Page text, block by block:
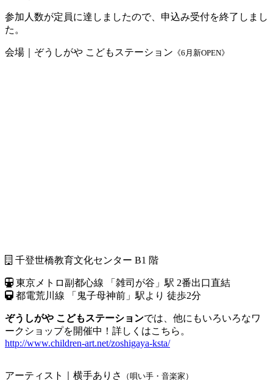
参加人数が定員に達しましたので、申込み受付を終了しまし
た。
会場｜ぞうしがや こどもステーション 《6月新OPEN》
千登世橋教育文化センター B1 階
東京メトロ副都心線 「雑司が谷」駅 2番出口直結
都電荒川線 「鬼子母神前」駅より 徒歩2分
ぞうしがや こどもステーションでは、他にもいろいろなワ
ークショップを開催中！詳しくはこちら。
http://www.children-art.net/zoshigaya-ksta/
アーティスト｜横手ありさ （唄い手・音楽家）